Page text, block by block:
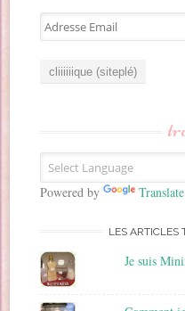
A
d
E
m
a
Powered by Translate
LES ARTICLES
Je suis